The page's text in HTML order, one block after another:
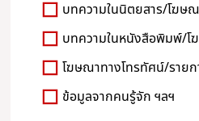
บทความในนิตยสาร/โฆษ
บทความในหนังสือพิมพ์/
โฆษณาทางโทรทัศน์/รายก
ข้อมูลจากคนรู้จัก ฯลฯ